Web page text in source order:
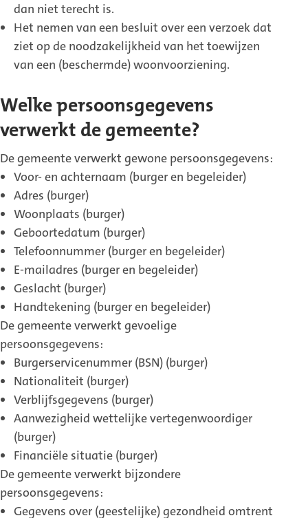
dan niet terecht is.
Het nemen van een besluit over een verzoek dat
ziet op de noodzakelijkheid van het toewijzen
van een (beschermde) woonvoorziening.
Welke persoonsgegevens
verwerkt de gemeente?
De gemeente verwerkt gewone persoonsgegevens:
Voor- en achternaam (burger en begeleider)
Adres (burger)
Woonplaats (burger)
Geboortedatum (burger)
Telefoonnummer (burger en begeleider)
E-mailadres (burger en begeleider)
Geslacht (burger)
Handtekening (burger en begeleider)
De gemeente verwerkt gevoelige
persoonsgegevens:
Burgerservicenummer (BSN) (burger)
Nationaliteit (burger)
Verblijfsgegevens (burger)
Aanwezigheid wettelijke vertegenwoordiger
(burger)
Financiële situatie (burger)
De gemeente verwerkt bijzondere
persoonsgegevens:
Gegevens over (geestelijke) gezondheid omtrent